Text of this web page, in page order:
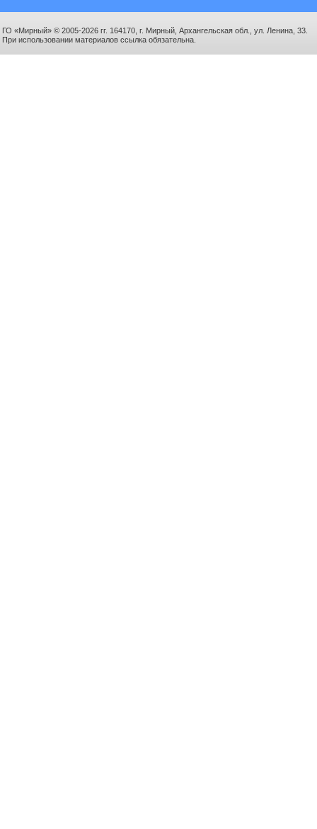
ГО «Мирный» © 2005-2026 гг. 164170, г. Мирный, Архангельская обл., ул. Ленина, 33.
При использовании материалов ссылка обязательна.